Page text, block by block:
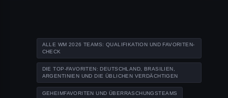
ALLE WM 2026 TEAMS: QUALIFIKATION UND FAVORITEN-
CHECK
DIE TOP-FAVORITEN: DEUTSCHLAND, BRASILIEN,
ARGENTINIEN UND DIE ÜBLICHEN VERDÄCHTIGEN
GEHEIMFAVORITEN UND ÜBERRASCHUNGSTEAMS